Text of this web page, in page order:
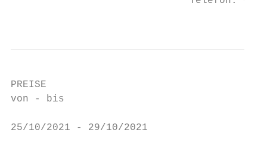
PREISE
von - bis
25/10/2021 - 29/10/2021